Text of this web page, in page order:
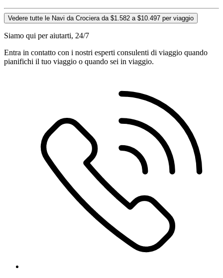
Vedere tutte le Navi da Crociera da $1.582 a $10.497 per viaggio
Siamo qui per aiutarti, 24/7
Entra in contatto con i nostri esperti consulenti di viaggio quando
pianifichi il tuo viaggio o quando sei in viaggio.